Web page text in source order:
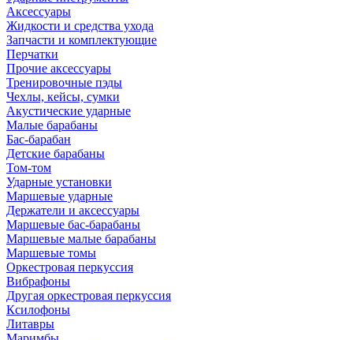
Аксессуары
Жидкости и средства ухода
Запчасти и комплектующие
Перчатки
Прочие аксессуары
Тренировочные пэды
Чехлы, кейсы, сумки
Акустические ударные
Mалые барабаны
Бас-барабан
Детские барабаны
Том-том
Ударные установки
Маршевые ударные
Держатели и аксессуары
Маршевые бас-барабаны
Маршевые малые барабаны
Маршевые томы
Оркестровая перкуссия
Вибрафоны
Другая оркестровая перкуссия
Ксилофоны
Литавры